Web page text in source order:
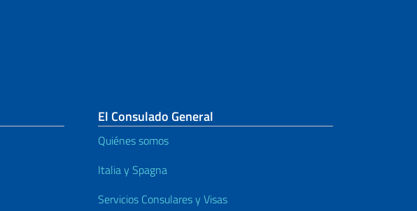
El Consulado General
Quiénes somos
Italia y Spagna
Servicios Consulares y Visas